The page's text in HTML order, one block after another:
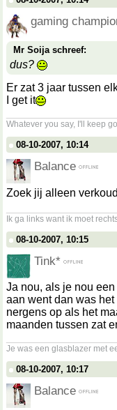
gaming
Mr Soija schreef:
dus?
Er zat 3 jaar tussen
I get it
Whatever you say, I'll keep
08-10-2007, 10:14
Balance
Zoek jij alleen
Ik ga links want ik moet
08-10-2007, 10:15
Tink*
Ja nou, als je nou
aan went dan was
nergens op als het
maanden tussen zat
Je was een glasblazer met
08-10-2007, 10:17
Balance